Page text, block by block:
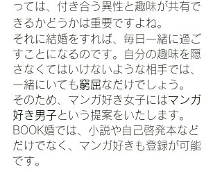
っては、付き合う異性と趣味が共有で
きるかどうかは重要ですよね。
それに結婚をすれば、毎日一緒に過ご
すことになるのです。自分の趣味を隠
さなくてはいけないような相手では、
一緒にいても窮屈なだけでしょう。
そのため、マンガ好き女子にはマンガ
好き男子という提案をいたします。
BOOK婚では、小説や自己啓発本など
だけでなく、マンガ好きも登録が可能
です。